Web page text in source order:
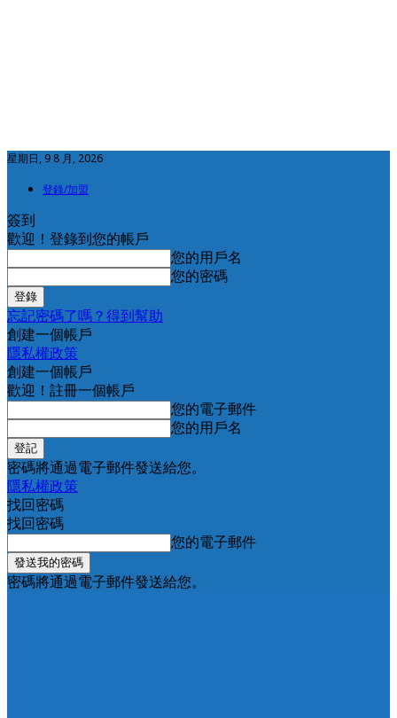
星期日, 9 8 月, 2026
登錄/加盟
簽到
歡迎！登錄到您的帳戶
您的用戶名
您的密碼
忘記密碼了嗎？得到幫助
創建一個帳戶
隱私權政策
創建一個帳戶
歡迎！註冊一個帳戶
您的電子郵件
您的用戶名
密碼將通過電子郵件發送給您。
隱私權政策
找回密碼
找回密碼
您的電子郵件
密碼將通過電子郵件發送給您。